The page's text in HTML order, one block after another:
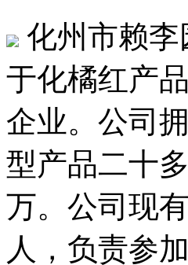
化州市赖
于化橘红产
企业。公司
型产品二十
万。公司现
人，负责参